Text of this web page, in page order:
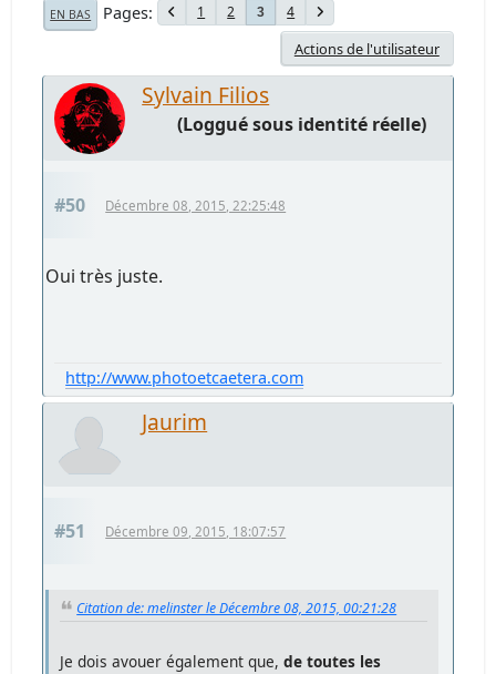
EN BAS Pages 1 2 3 4
Actions de l'utilisateur
Sylvain Filios
(Loggué sous identité réelle)
#50 Décembre 08, 2015, 22:25:48
Oui très juste.
http://www.photoetcaetera.com
Jaurim
#51 Décembre 09, 2015, 18:07:57
Citation de: melinster le Décembre 08, 2015, 00:21:28
Je dois avouer également que,de toutes les